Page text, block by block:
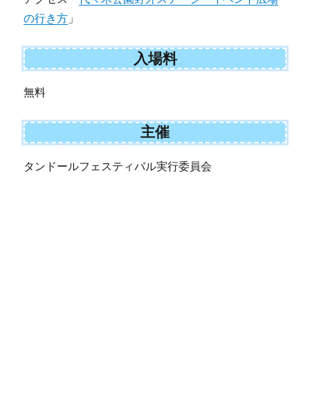
の行き方 」
入場料
無料
主催
タンドールフェスティバル実行委員会